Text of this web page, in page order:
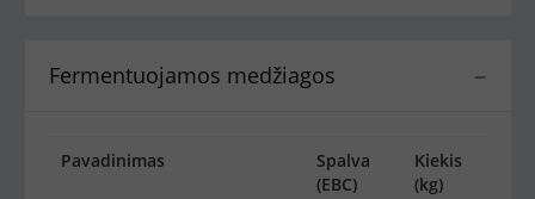
−
Fermentuojamos medžiagos
Pavadinimas
Spalva
(EBC)
Kiekis
(kg)